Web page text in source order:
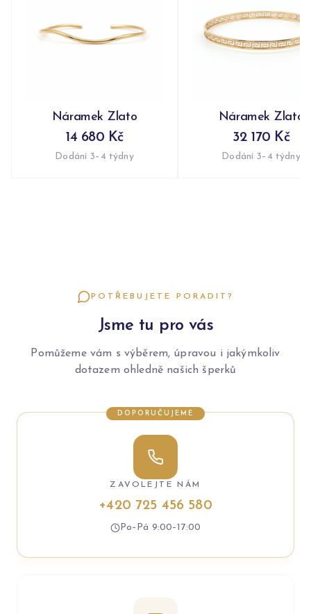
Náramek Zlato
14 680 Kč
Dodání 3–4 týdny
Náramek Zlato
32 170 Kč
Dodání 3–4 týdny
POTŘEBUJETE PORADIT?
Jsme tu pro vás
Pomůžeme vám s výběrem, úpravou i jakýmkoliv
dotazem ohledně našich šperků
DOPORUČUJEME
ZAVOLEJTE NÁM
+420 725 456 580
Po–Pá 9:00–17:00